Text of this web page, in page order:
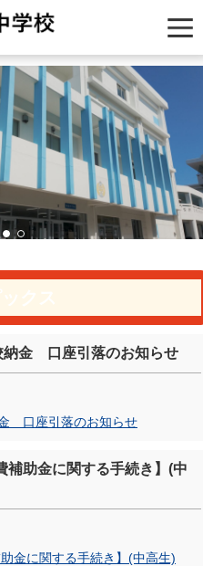
金 口座引落のお知らせ
口座引落のお知らせ
補助金に関する手続き】(中
金に関する手続き】(中高生)